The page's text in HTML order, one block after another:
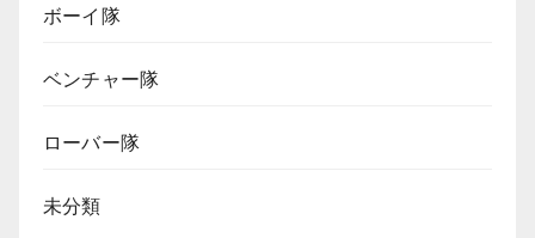
ボーイ隊
ベンチャー隊
ローバー隊
未分類